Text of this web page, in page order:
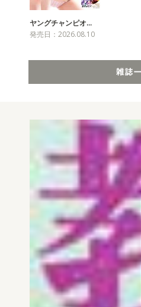
ヤングチャンピオ…
発売日：2026.08.10